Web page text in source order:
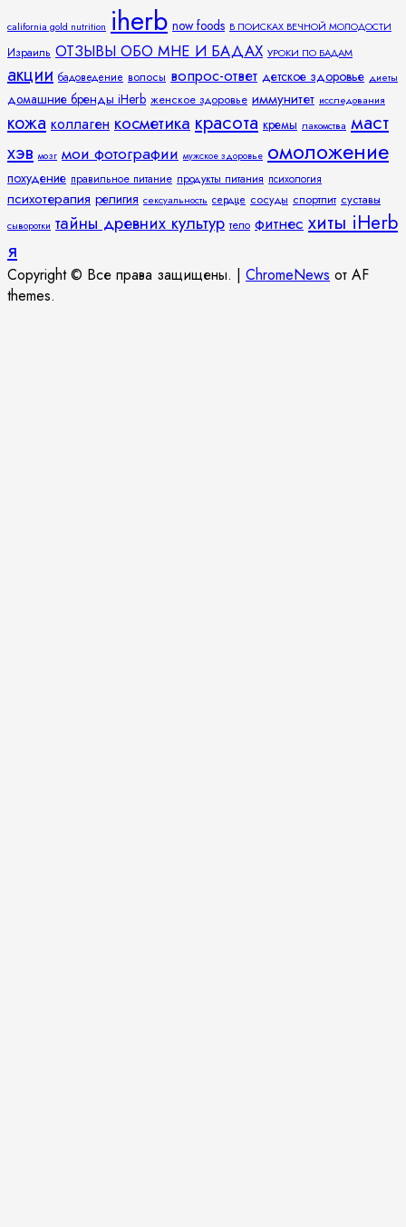
california gold nutrition iherb now foods В ПОИСКАХ ВЕЧНОЙ МОЛОДОСТИ
Израиль ОТЗЫВЫ ОБО МНЕ И БАДАХ УРОКИ ПО БАДАМ
акции бадоведение волосы вопрос-ответ детское здоровье диеты
домашние бренды iHerb женское здоровье иммунитет исследования
кожа коллаген косметика красота кремы лакомства маст
хэв мозг мои фотографии мужское здоровье омоложение
похудение правильное питание продукты питания психология
психотерапия религия сексуальность сердце сосуды спортпит суставы
сыворотки тайны древних культур тело фитнес хиты iHerb
я
Copyright © Все права защищены. | ChromeNews от AF
themes.